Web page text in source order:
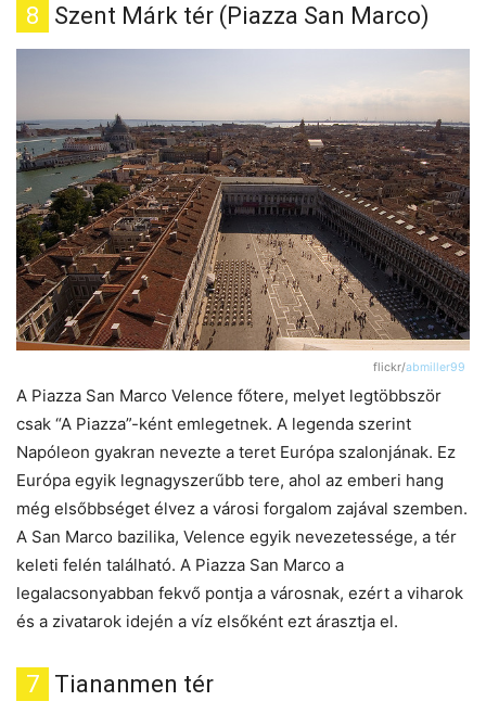
8 Szent Márk tér (Piazza San Marco)
flickr/abmiller99
A Piazza San Marco Velence főtere, melyet legtöbbször
csak “A Piazza”-ként emlegetnek. A legenda szerint
Napóleon gyakran nevezte a teret Európa szalonjának. Ez
Európa egyik legnagyszerűbb tere, ahol az emberi hang
még elsőbbséget élvez a városi forgalom zajával szemben.
A San Marco bazilika, Velence egyik nevezetessége, a tér
keleti felén található. A Piazza San Marco a
legalacsonyabban fekvő pontja a városnak, ezért a viharok
és a zivatarok idején a víz elsőként ezt árasztja el.
7 Tiananmen tér